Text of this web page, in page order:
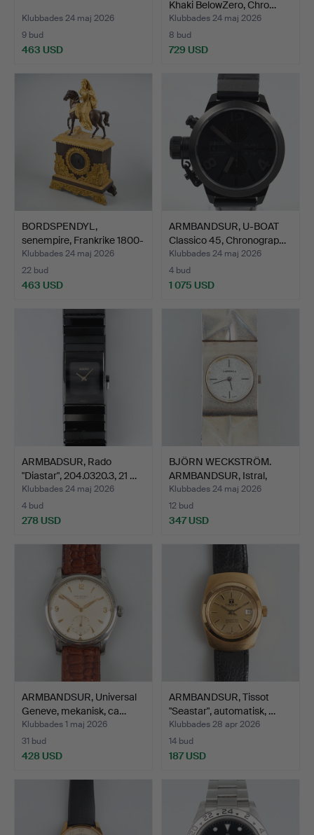
Klubbades 24 maj 2026
9 bud
463 USD
Khaki BelowZero, Chro…
Klubbades 24 maj 2026
8 bud
729 USD
BORDSPENDYL,
senempire, Frankrike 1800-
tal.
Klubbades 24 maj 2026
22 bud
463 USD
ARMBANDSUR, U-BOAT
Classico 45, Chronograp…
Klubbades 24 maj 2026
4 bud
1 075 USD
ARMBADSUR, Rado
"Diastar", 204.0320.3, 21 …
Klubbades 24 maj 2026
4 bud
278 USD
BJÖRN WECKSTRÖM.
ARMBANDSUR, Istral,
silve…
Klubbades 24 maj 2026
12 bud
347 USD
ARMBANDSUR, Universal
Geneve, mekanisk, ca…
Klubbades 1 maj 2026
31 bud
428 USD
ARMBANDSUR, Tissot
"Seastar", automatisk, …
Klubbades 28 apr 2026
14 bud
187 USD